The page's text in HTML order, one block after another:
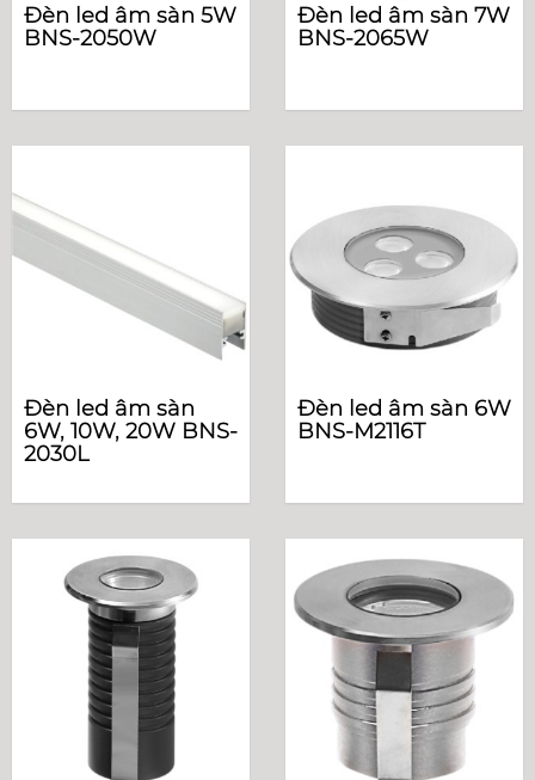
Đèn led âm sàn 5W
BNS-2050W
Đèn led âm sàn 7W
BNS-2065W
Đèn led âm sàn
6W, 10W, 20W BNS-
2030L
Đèn led âm sàn 6W
BNS-M2116T